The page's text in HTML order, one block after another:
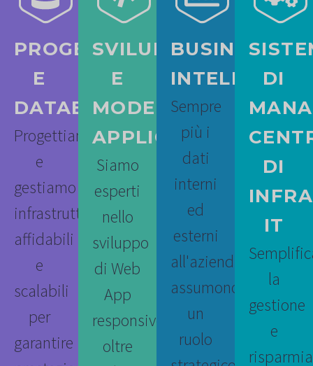
PROGETTAZIONE
E
DATABASE
Progettiamo
e
gestiamo
infrastrutture
affidabili
e
scalabili
per
garantire
SVILUPPO
E
MODERNIZZAZIONE
APPLICAZIONI
Siamo
esperti
nello
sviluppo
di Web
App
responsive
oltre
BUSINESS
Sempre
più i
dati
interni
ed
esterni
all'azienda/Ente
assumono
un
ruolo
DI
DI
IT
la
gestione
e
risparmia